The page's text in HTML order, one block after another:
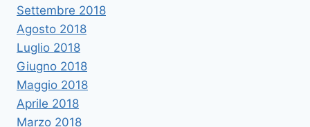
Settembre 2018
Agosto 2018
Luglio 2018
Giugno 2018
Maggio 2018
Aprile 2018
Marzo 2018